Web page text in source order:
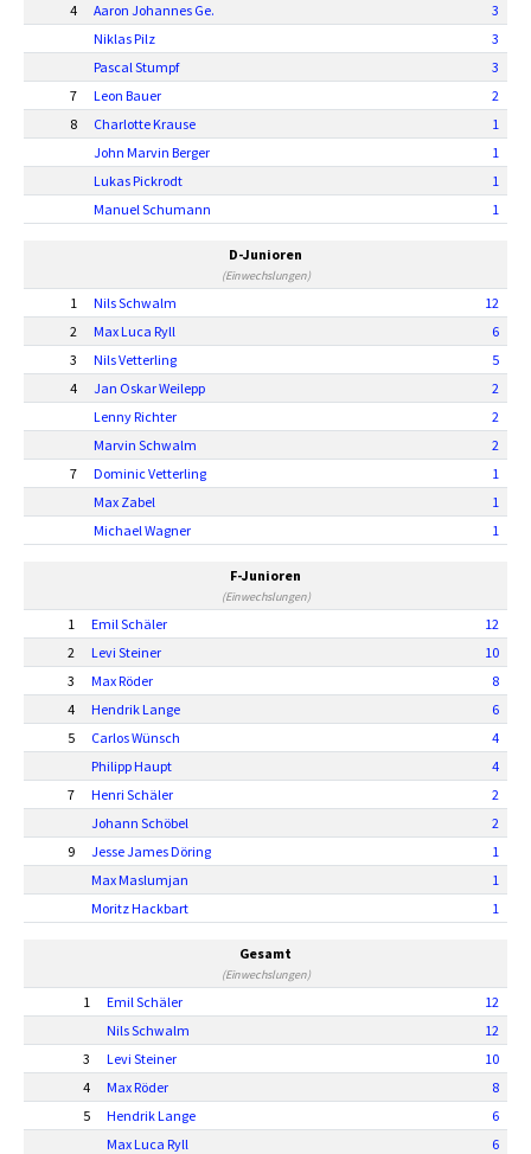
4
Aaron Johannes Ge.
3
Niklas Pilz
3
Pascal Stumpf
3
7
Leon Bauer
2
8
Charlotte Krause
1
John Marvin Berger
1
Lukas Pickrodt
1
Manuel Schumann
1
D-Junioren
(Einwechslungen)
1 Nils Schwalm
12
2
Max Luca Ryll
6
3
Nils Vetterling
5
4
Jan Oskar Weilepp
2
Lenny Richter
2
Marvin Schwalm
2
7
Dominic Vetterling
1
Max Zabel
1
Michael Wagner
1
F-Junioren
(Einwechslungen)
1 Emil Schäler
12
2
Levi Steiner
10
3
Max Röder
8
4
Hendrik Lange
6
5
Carlos Wünsch
4
Philipp Haupt
4
7
Henri Schäler
2
Johann Schöbel
2
9
Jesse James Döring
1
Max Maslumjan
1
Moritz Hackbart
1
Gesamt
(Einwechslungen)
1 Emil Schäler
12
Nils Schwalm
12
3
Levi Steiner
10
4
Max Röder
8
5
Hendrik Lange
6
Max Luca Ryll
6